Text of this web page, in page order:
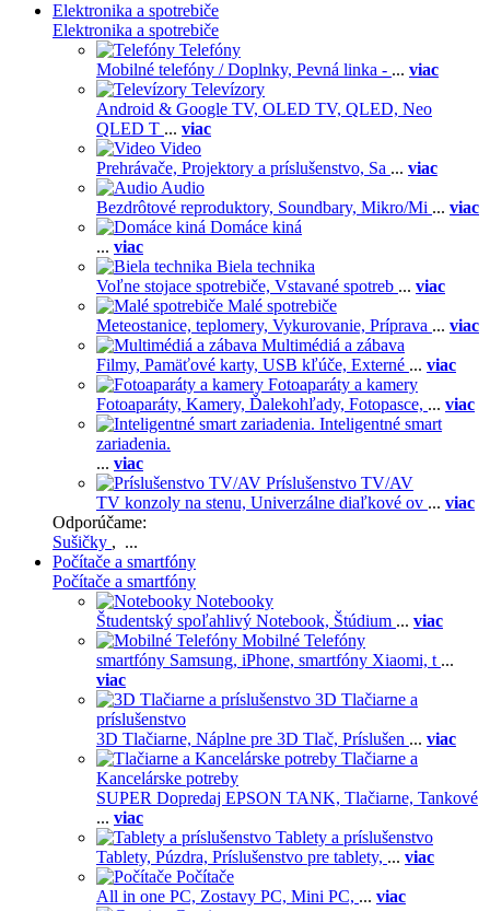
Elektronika a spotrebiče
Elektronika a spotrebiče
Telefóny
Mobilné telefóny / Doplnky, Pevná linka - ... viac
Televízory
Android & Google TV, OLED TV, QLED, Neo
QLED T ... viac
Video
Prehrávače, Projektory a príslušenstvo, Sa ... viac
Audio
Bezdrôtové reproduktory, Soundbary, Mikro/Mi ... viac
Domáce kiná
... viac
Biela technika
Voľne stojace spotrebiče, Vstavané spotreb ... viac
Malé spotrebiče
Meteostanice, teplomery, Vykurovanie, Príprava ... viac
Multimédiá a zábava
Filmy, Pamäťové karty, USB kľúče, Externé ... viac
Fotoaparáty a kamery
Fotoaparáty, Kamery, Ďalekohľady, Fotopasce, ... viac
Inteligentné smart
zariadenia.
... viac
Príslušenstvo TV/AV
TV konzoly na stenu, Univerzálne diaľkové ov ... viac
Odporúčame:
Sušičky , ...
Počítače a smartfóny
Počítače a smartfóny
Notebooky
Študentský spoľahlivý Notebook, Štúdium ... viac
Mobilné Telefóny
smartfóny Samsung, iPhone, smartfóny Xiaomi, t ...
viac
3D Tlačiarne a
príslušenstvo
3D Tlačiarne, Náplne pre 3D Tlač, Príslušen ... viac
Tlačiarne a
Kancelárske potreby
SUPER Dopredaj EPSON TANK, Tlačiarne, Tankové
... viac
Tablety a príslušenstvo
Tablety, Púzdra, Príslušenstvo pre tablety, ... viac
Počítače
All in one PC, Zostavy PC, Mini PC, ... viac